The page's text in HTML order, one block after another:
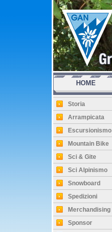
HOME
Storia
Arrampicata
Escursionismo
Mountain Bike
Sci & Gite
Sci Alpinismo
Snowboard
Spedizioni
Merchandising
Sponsor